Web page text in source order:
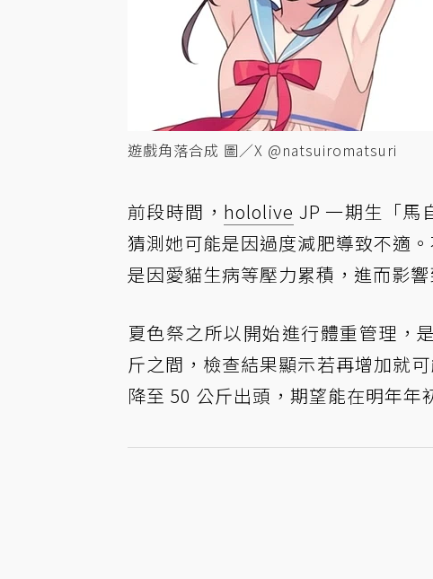
遊戲角落合成 圖／X @natsuiromatsuri
前段時間， hololive JP 一期生「馬
猜測她可能是因過度減肥導致不適
是因愛貓生病等壓力累積，進而影響
夏色祭之所以開始進行體重管理，
斤之間，檢查結果顯示若再增加就
降至 50 公斤出頭，期望能在明年年